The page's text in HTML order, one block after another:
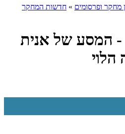
מחקר ופרסומים » חדשות המחקר
- המסע של אנית
הלוי